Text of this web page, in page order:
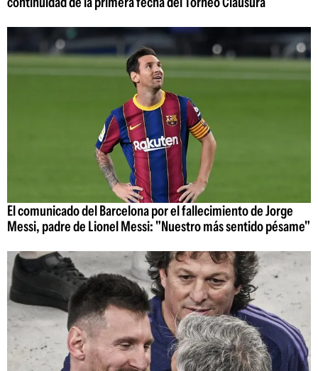
El comunicado del Barcelona por el fallecimiento de Jorge
Messi, padre de Lionel Messi: "Nuestro más sentido pésame"